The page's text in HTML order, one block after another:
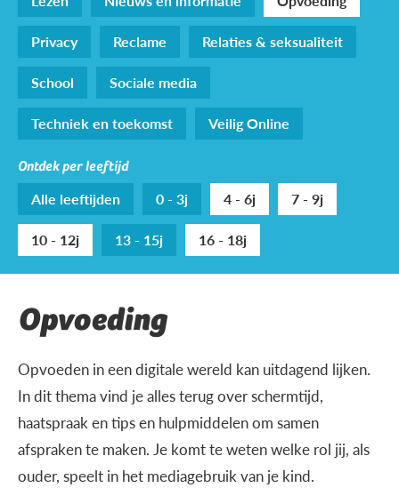
Privacy
Reclame
Relaties & seksualiteit
School
Sociale media
Techniek en toekomst
Veilig Online
Ontdek per leeftijd
Alle leeftijden 0 - 3j 4 - 6j
7 - 9j
10 - 12j
13 - 15j 16 - 18j
Opvoeding
Opvoeden in een digitale wereld kan uitdagend lijken.
In dit thema vind je alles terug over schermtijd,
haatspraak en tips en hulpmiddelen om samen
afspraken te maken. Je komt te weten welke rol jij, als
ouder, speelt in het mediagebruik van je kind.